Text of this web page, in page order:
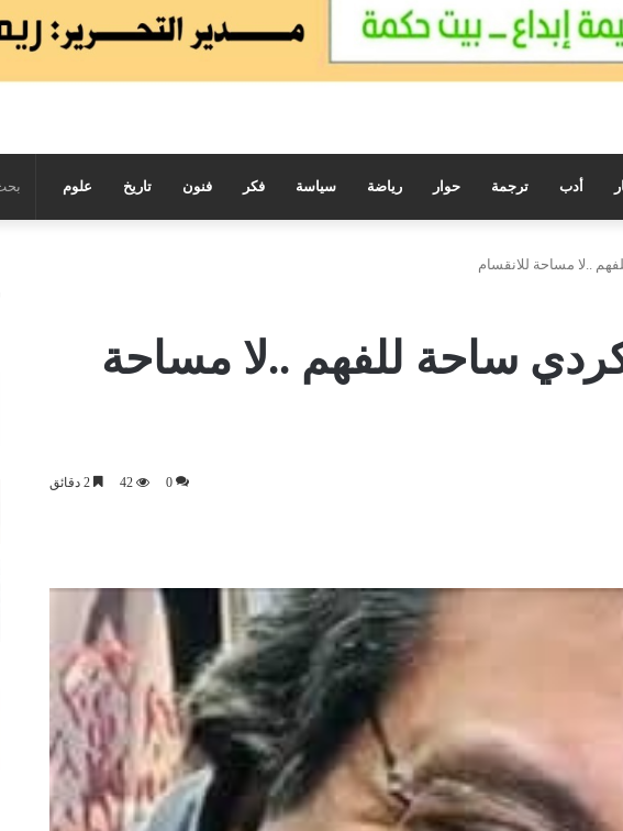
أدب ترجمة حوار رياضة سياسة فكر فنون تاريخ علوم
..لا مساحة للانقسام
ساحة للفهم ..لا مساحة
0
42